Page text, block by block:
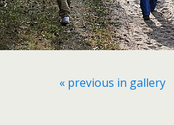
« previous in gallery